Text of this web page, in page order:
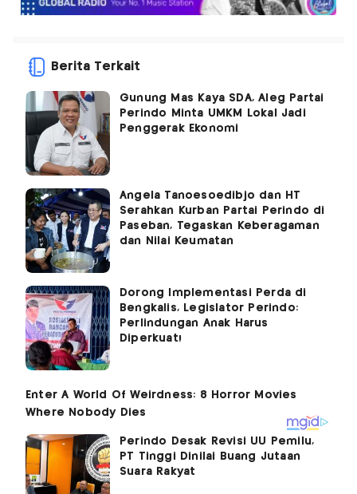
Berita Terkait
Gunung Mas Kaya SDA, Aleg Partai
Perindo Minta UMKM Lokal Jadi
Penggerak Ekonomi
Angela Tanoesoedibjo dan HT
Serahkan Kurban Partai Perindo di
Paseban, Tegaskan Keberagaman
dan Nilai Keumatan
Dorong Implementasi Perda di
Bengkalis, Legislator Perindo:
Perlindungan Anak Harus
Diperkuat!
Perindo Desak Revisi UU Pemilu,
PT Tinggi Dinilai Buang Jutaan
Suara Rakyat